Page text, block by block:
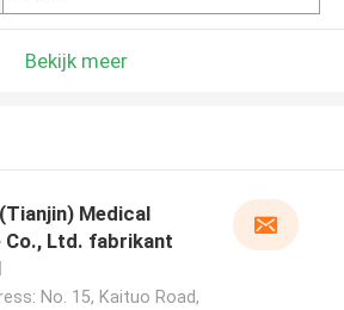
Bekijk meer
Medical
Co., Ltd. fabrikant
No. 15, Kaituo Road,